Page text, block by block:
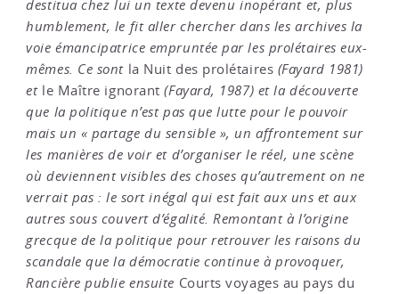
destitua chez lui un texte devenu inopérant et, plus
humblement, le fit aller chercher dans les archives la
voie émancipatrice empruntée par les prolétaires eux-
mêmes. Ce sont la Nuit des prolétaires (Fayard 1981)
et le Maître ignorant (Fayard, 1987) et la découverte
que la politique n’est pas que lutte pour le pouvoir
mais un « partage du sensible », un affrontement sur
les manières de voir et d’organiser le réel, une scène
où deviennent visibles des choses qu’autrement on ne
verrait pas : le sort inégal qui est fait aux uns et aux
autres sous couvert d’égalité. Remontant à l’origine
grecque de la politique pour retrouver les raisons du
scandale que la démocratie continue à provoquer,
Rancière publie ensuite Courts voyages au pays du